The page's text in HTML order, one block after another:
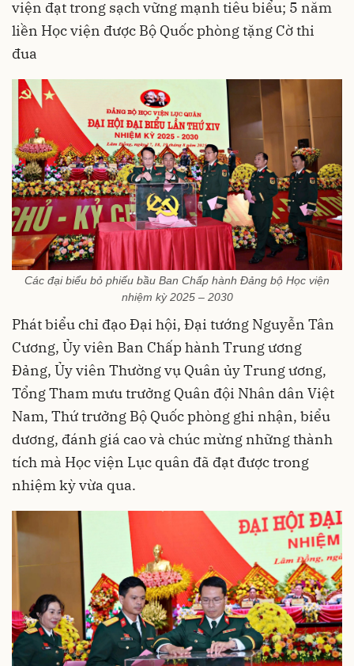
viện đạt trong sạch vững mạnh tiêu biểu; 5 năm
liền Học viện được Bộ Quốc phòng tặng Cờ thi
đua
Các đại biểu bỏ phiếu bầu Ban Chấp hành Đảng bộ Học viện
nhiệm kỳ 2025 – 2030
Phát biểu chỉ đạo Đại hội, Đại tướng Nguyễn Tân
Cương, Ủy viên Ban Chấp hành Trung ương
Đảng, Ủy viên Thường vụ Quân ủy Trung ương,
Tổng Tham mưu trưởng Quân đội Nhân dân Việt
Nam, Thứ trưởng Bộ Quốc phòng ghi nhận, biểu
dương, đánh giá cao và chúc mừng những thành
tích mà Học viện Lục quân đã đạt được trong
nhiệm kỳ vừa qua.